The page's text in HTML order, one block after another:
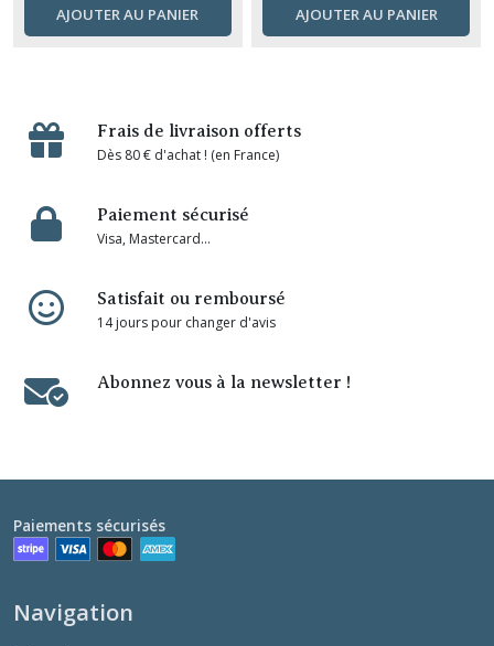
AJOUTER AU PANIER AJOUTER AU PANIER
Frais de livraison offerts
Dès 80 € d'achat ! (en France)
Paiement sécurisé
Visa, Mastercard...
Satisfait ou remboursé
14 jours pour changer d'avis
Abonnez vous à la newsletter !
Paiements sécurisés
Navigation